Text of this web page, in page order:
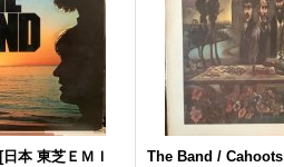
[日本 東芝ＥＭＩ
The Band / Cahoots